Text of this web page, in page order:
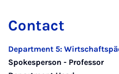
Contact
Department 5:
Spokesperson - Professor